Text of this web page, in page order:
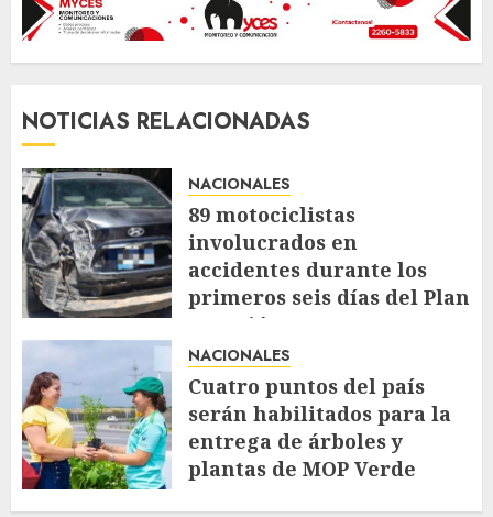
NOTICIAS RELACIONADAS
NACIONALES
89 motociclistas
involucrados en
accidentes durante los
primeros seis días del Plan
Vacación 2026
AGOSTO 7, 2026
NACIONALES
Cuatro puntos del país
serán habilitados para la
entrega de árboles y
plantas de MOP Verde